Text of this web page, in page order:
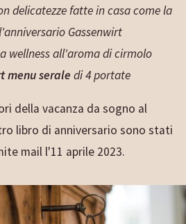
delicatezze fatte in casa come la
Gassenwirt
wellness all'aroma di cirmolo
menu seraledi 4 portate
della vacanza da sogno al
libro di anniversario sono stati
mail l'11 aprile 2023.